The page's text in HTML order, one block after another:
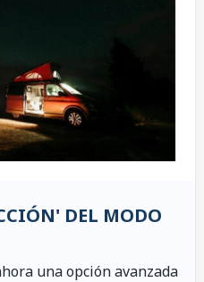
DEL MODO
una opción avanzada